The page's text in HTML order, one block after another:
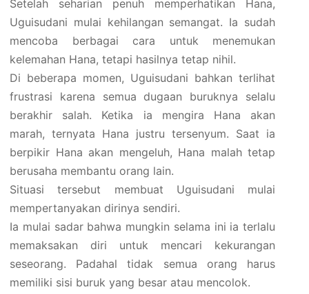
Setelah seharian penuh memperhatikan Hana,
Uguisudani mulai kehilangan semangat. Ia sudah
mencoba berbagai cara untuk menemukan
kelemahan Hana, tetapi hasilnya tetap nihil.
Di beberapa momen, Uguisudani bahkan terlihat
frustrasi karena semua dugaan buruknya selalu
berakhir salah. Ketika ia mengira Hana akan
marah, ternyata Hana justru tersenyum. Saat ia
berpikir Hana akan mengeluh, Hana malah tetap
berusaha membantu orang lain.
Situasi tersebut membuat Uguisudani mulai
mempertanyakan dirinya sendiri.
Ia mulai sadar bahwa mungkin selama ini ia terlalu
memaksakan diri untuk mencari kekurangan
seseorang. Padahal tidak semua orang harus
memiliki sisi buruk yang besar atau mencolok.